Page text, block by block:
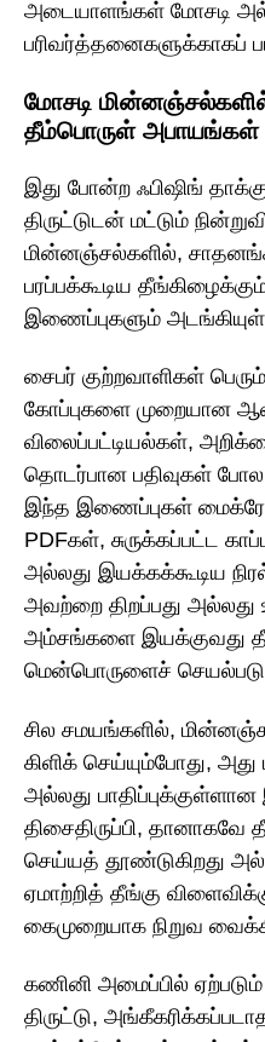
அடையாளங்கள் மோசடி
பரிவர்த்தனைகளுக்காகப்
மோசடி
தீம்பொருள் அபாயங்கள்
இது போன்ற ஃபிஷிங்
திருட்டுடன் மட்டும்
மின்னஞ்சல்களில்,
பரப்பக்கூடிய
இணைப்புகளும்
சைபர் குற்றவாளிகள்
கோப்புகளை முறையான
விலைப்பட்டியல்கள்,
தொடர்பான பதிவுகள் போல
இந்த இணைப்புகள்
PDFகள், சுருக்கப்பட்ட
அல்லது இயக்கக்கூடிய
அவற்றை திறப்பது அல்லது
அம்சங்களை இயக்குவது
மென்பொருளைச்
சில சமயங்களில்,
கிளிக் செய்யும்போது,
அல்லது
திசைதிருப்பி,
செய்யத் தூண்டுகிறது
ஏமாற்றித் தீங்கு
கைமுறையாக நிறுவ
கணினி அமைப்பில்
திருட்டு,